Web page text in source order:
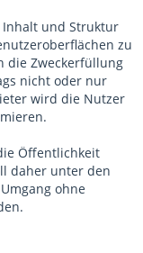
Inhalt und Struktur
zu
die Zweckerfüllung
nicht oder nur
wird die Nutzer
Öffentlichkeit
daher unter den
ohne